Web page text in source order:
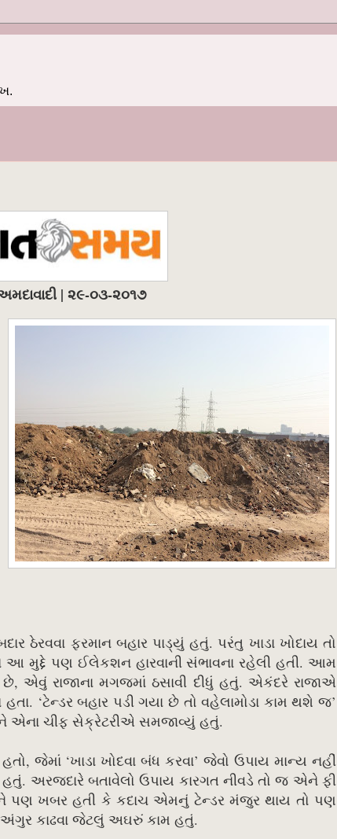
| ૨૯-૦૩-૨૦૧૭
ઠેરવવા ફરમાન બહાર પાડ્યું હતું. પરંતુ ખાડા ખોદાય તો
મુદ્દે પણ ઈલેકશન હારવાની સંભાવના રહેલી હતી. આમ
છે, એવું રાજાના મગજમાં ઠસાવી દીધું હતું. એકંદરે રાજાએ
‘ટેન્ડર બહાર પડી ગયા છે તો વહેલામોડા કામ થશે જ’
એના ચીફ સેક્રેટરીએ સમજાવ્યું હતું.
જેમાં ‘ખાડા ખોદવા બંધ કરવા’ જેવો ઉપાય માન્ય નહીં
અરજદારે બતાવેલો ઉપાય કારગત નીવડે તો જ એને ફી
પણ ખબર હતી કે કદાચ એમનું ટેન્ડર મંજુર થાય તો પણ
અંગુર કાઢવા જેટલું અઘરું કામ હતું.